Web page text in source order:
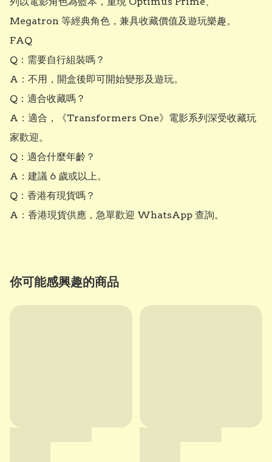
Megatron 等經典角色，兼具收藏價值及遊玩樂趣。
FAQ
Q：需要自行組裝嗎？
A：不用，開盒後即可開始變形及遊玩。
Q：適合收藏嗎？
A：適合，《Transformers One》電影系列深受收藏玩
家歡迎。
Q：適合什麼年齡？
A：建議 6 歲或以上。
Q：香港有現貨嗎？
A：香港現貨供應，急單歡迎 WhatsApp 查詢。
你可能感興趣的商品